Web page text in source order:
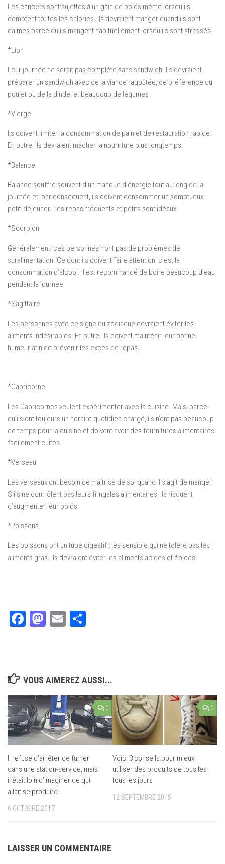
Les cancers sont sujettes à un gain de poids même lorsqu’ils
comptent toutes les calories. Ils devraient manger quand ils sont
calmes parce qu’ils mangent habituellement lorsqu’ils sont stressés.
*Lion
Leur journée ne serait pas complète sans sandwich. Ils devraient
préparer un sandwich avec de la viande ragoûtée, de préférence du
poulet ou de la dinde, et beaucoup de légumes.
*Vierge
Ils doivent limiter la consommation de pain et de restauration rapide.
En outre, ils devraient mâcher la nourriture plus longtemps.
*Balance
Balance souffre souvent d’un manque d’énergie tout au long de la
journée et, par conséquent, ils doivent consommer un somptueux
petit-déjeuner. Les repas fréquents et petits sont idéaux.
*Scorpion
Généralement, ces personnes n’ont pas de problèmes de
suralimentation. Ce dont ils doivent faire attention, c’est la
consommation d’alcool. Il est recommandé de boire beaucoup d’eau
pendant la journée.
*Sagittaire
Les personnes avec ce signe du zodiaque devraient éviter les
aliments indésirables. En outre, ils doivent maintenir leur bonne
humeur afin de prévenir les excès de repas.
*Capricorne
Les Capricornes veulent expérimenter avec la cuisine. Mais, parce
qu’ils ont toujours un horaire quotidien chargé, ils n’ont pas beaucoup
de temps pour la cuisine et doivent avoir des fournitures alimentaires
facilement cuites.
*Verseau
Les verseaux ont besoin de maîtrise de soi quand il s’agit de manger.
S’ils ne contrôlent pas leurs fringales alimentaires, ils risquent
d’augmenter leur poids.
*Poissons
Les poissons ont un tube digestif très sensible qui ne tolère pas les
aliments gras. Ils devraient éviter les aliments acides et épicés.
Facebook
Mastodon
Email
VOUS AIMEREZ AUSSI...
0
Il refuse d’arrêter de fumer
dans une station-service, mais
il était loin d’imaginer ce qui
allait se produire
6 OCTOBRE 2017
0
Voici 3 conseils pour mieux
utiliser des produits de tous les
tous les jours
12 SEPTEMBRE 2015
LAISSER UN COMMENTAIRE